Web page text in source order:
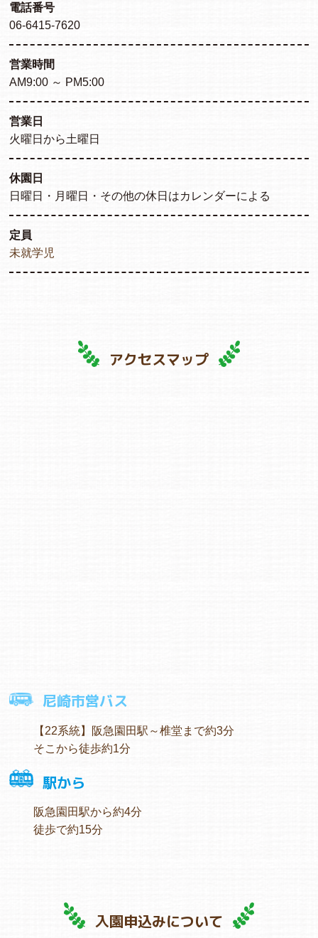
電話番号
06-6415-7620
営業時間
AM9:00 ～ PM5:00
営業日
火曜日から土曜日
休園日
日曜日・月曜日・その他の休日はカレンダーによる
定員
未就学児
アクセスマップ
尼崎市営バス
【22系統】阪急園田駅～椎堂まで約3分
そこから徒歩約1分
駅から
阪急園田駅から約4分
徒歩で約15分
入園申込みについて